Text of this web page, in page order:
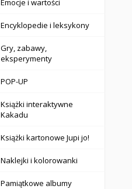
Emocje i wartości
Encyklopedie i leksykony
Gry, zabawy,
eksperymenty
POP-UP
Książki interaktywne
Kakadu
Książki kartonowe Jupi jo!
Naklejki i kolorowanki
Pamiątkowe albumy